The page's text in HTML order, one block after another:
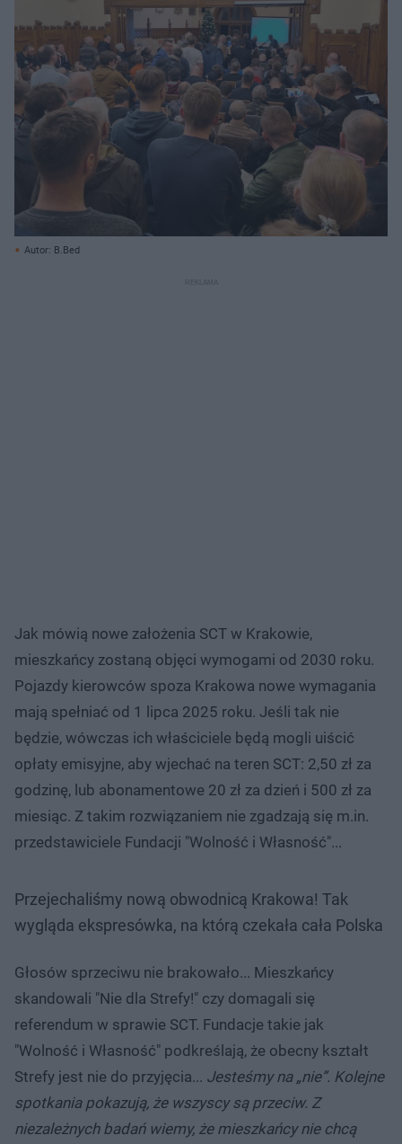
Autor: B.Bed
Jak mówią nowe założenia SCT w Krakowie,
mieszkańcy zostaną objęci wymogami od 2030 roku.
Pojazdy kierowców spoza Krakowa nowe wymagania
mają spełniać od 1 lipca 2025 roku. Jeśli tak nie
będzie, wówczas ich właściciele będą mogli uiścić
opłaty emisyjne, aby wjechać na teren SCT: 2,50 zł za
godzinę, lub abonamentowe 20 zł za dzień i 500 zł za
miesiąc. Z takim rozwiązaniem nie zgadzają się m.in.
przedstawiciele Fundacji "Wolność i Własność"...
Przejechaliśmy nową obwodnicą Krakowa! Tak
wygląda ekspresówka, na którą czekała cała Polska
Głosów sprzeciwu nie brakowało... Mieszkańcy
skandowali "Nie dla Strefy!" czy domagali się
referendum w sprawie SCT. Fundacje takie jak
"Wolność i Własność" podkreślają, że obecny kształt
Strefy jest nie do przyjęcia... Jesteśmy na „nie”. Kolejne
spotkania pokazują, że wszyscy są przeciw. Z
niezależnych badań wiemy, że mieszkańcy nie chcą